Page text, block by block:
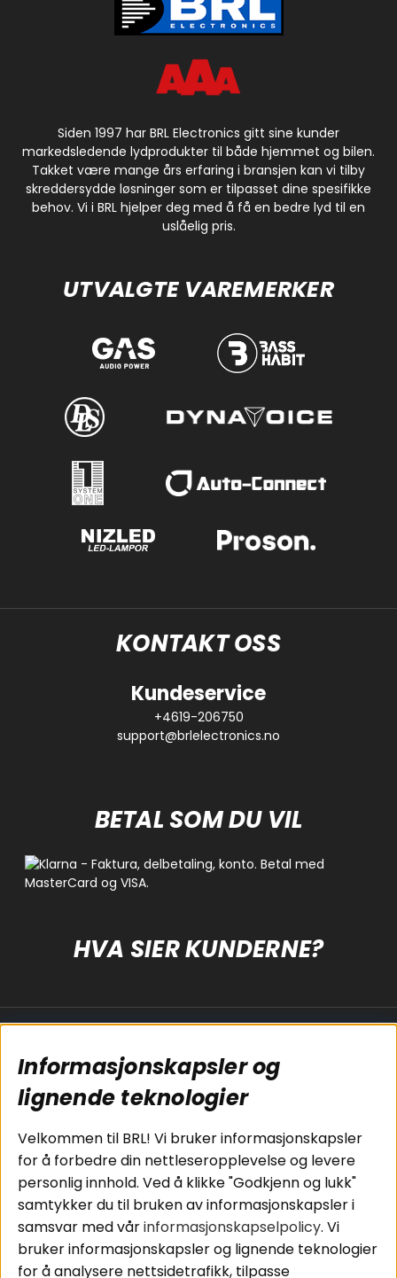
Siden 1997 har BRL Electronics gitt sine kunder
markedsledende lydprodukter til både hjemmet og bilen.
Takket være mange års erfaring i bransjen kan vi tilby
skreddersydde løsninger som er tilpasset dine spesifikke
behov. Vi i BRL hjelper deg med å få en bedre lyd til en
uslåelig pris.
UTVALGTE VAREMERKER
KONTAKT OSS
Kundeservice
+4619-206750
support@brlelectronics.no
BETAL SOM DU VIL
HVA SIER KUNDERNE?
Koblingsguide for
subwoofers
Tilkobling av
bilforsterker
Koblingsguide for
midbasser
Butikker
Våre ambassadører
- Team BRL
Cookies
Kjøpsvilkår
Personvernpolicy
Service / Garanti /
Retur
Informasjonskapsler og
lignende teknologier
Velkommen til BRL! Vi bruker informasjonskapsler
for å forbedre din nettleseropplevelse og levere
personlig innhold. Ved å klikke "Godkjenn og lukk"
samtykker du til bruken av informasjonskapsler i
samsvar med vårinformasjonskapselpolicy. Vi
bruker informasjonskapsler og lignende teknologier
for å analysere nettsidetrafikk, tilpasse